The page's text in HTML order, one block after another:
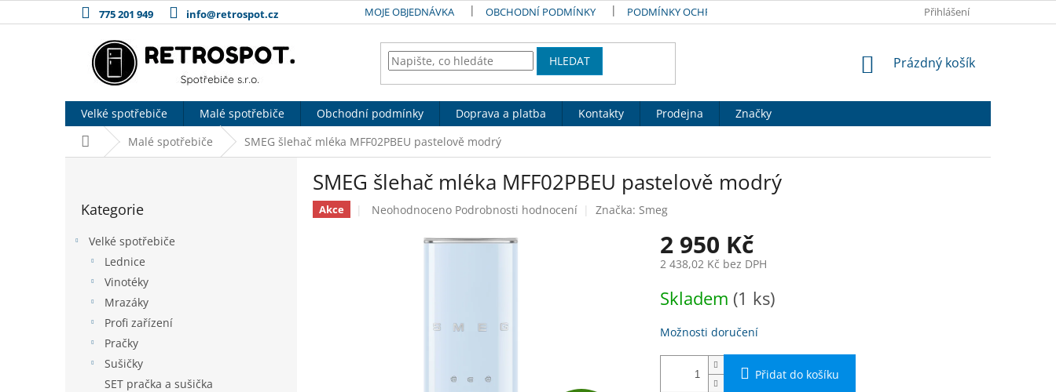
na
775 201 949 info@retrospot.cz MOJE OBJEDNÁVKA OBCHODNÍ PODMÍNKY PODMÍNKY OCHRANY OSOBNÍCH ÚDAJŮ DOPRAVA A PLATBAPřihlášení
HLEDAT
NÁKUPNÍ
Prázdný košík
Velké spotřebiče Malé spotřebiče Obchodní podmínky Doprava a platba Kontakty Prodejna
Značky
Domů Malé spotřebiče SMEG šlehač mléka MFF02PBEU pastelově modrý
kategorie
Kategorie
Velké spotřebiče
Lednice
Vinotéky
Mrazáky
Profi zařízení
Pračky
Sušičky
SET pračka a sušička
SMEG šlehač mléka MFF02PBEU pastelově modrý
Akce
Průměrné
Neohodnoceno Podrobnosti hodnocení Značka: Smeg
2 950 Kč
2 438,02 Kč bez DPH
cena:
Skladem (1 ks)
Možnosti doručení
Přidat do košíku